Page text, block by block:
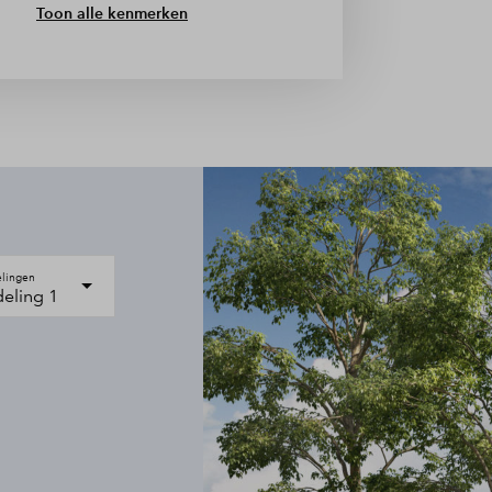
Toon alle kenmerken
1